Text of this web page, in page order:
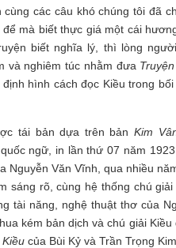
các câu khó chúng tôi đã
mà biết thực giá một cái
biết nghĩa lý, thì lòng
và nghiêm túc nhằm đưa
hình cách đọc Kiều trong bối
tái bản dựa trên bảnKim
ngữ, in lần thứ 07 năm
Nguyễn Văn Vĩnh, qua nhiều
sáng rõ, cùng hệ thống chú giải
tài năng, nghệ thuật thơ của
kém bản dịch và chú giải Kiều
của Bùi Kỷ và Trần Trọng Kim.